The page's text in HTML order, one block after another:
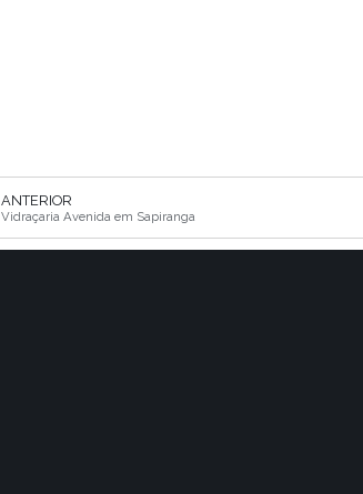
ANTERIOR
Vidraçaria Avenida em Sapiranga